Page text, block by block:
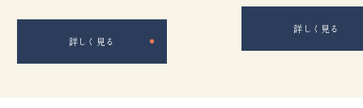
詳しく見る
詳しく見る